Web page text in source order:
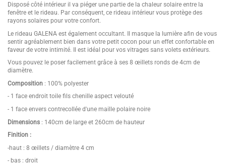
Disposé côté intérieur il va piéger une partie de la chaleur solaire entre la
fenêtre et le rideau. Par conséquent, ce rideau intérieur vous protège des
rayons solaires pour votre confort.
Le rideau GALENA est également occultant. Il masque la lumière afin de vous
sentir agréablement bien dans votre petit cocon pour un effet confortable en
faveur de votre intimité. Il est idéal pour vos vitrages sans volets extérieurs.
Vous pouvez le poser facilement grâce à ses 8 œillets ronds de 4cm de
diamètre.
Composition : 100% polyester
- 1 face endroit toile fils chenille aspect velouté
- 1 face envers contrecollée d'une maille polaire noire
Dimensions : 140cm de large et 260cm de hauteur
Finition :
-haut : 8 œillets / diamètre 4 cm
- bas : droit